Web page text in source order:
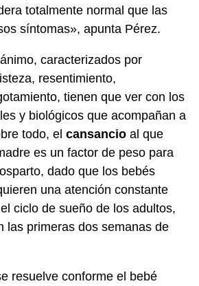
totalmente normal que las
síntomas», apunta Pérez.
caracterizados por
resentimiento,
tienen que ver con los
y biológicos que acompañan a
todo, el cansancio al que
es un factor de peso para
dado que los bebés
una atención constante
ciclo de sueño de los adultos,
las primeras dos semanas de
resuelve conforme el bebé